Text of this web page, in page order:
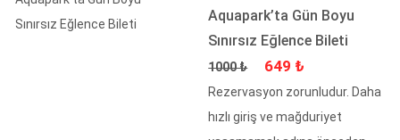
Aquapark’ta Gün Boyu
Sınırsız Eğlence Bileti
Fiyat
1000 ₺ İndirimli Fiyat
649 ₺
Rezervasyon zorunludur. Daha
hızlı giriş ve mağduriyet